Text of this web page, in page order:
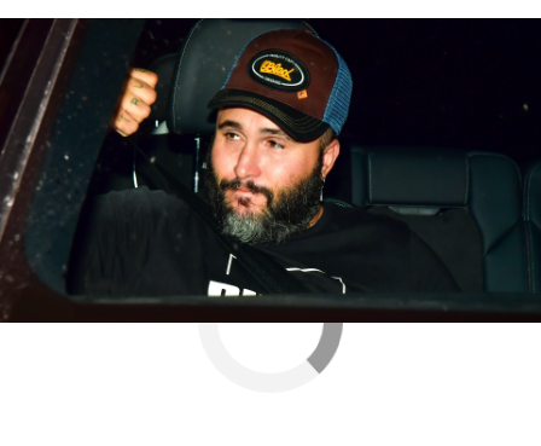
actualidad Anabel Pantoja
Novamas » Gente